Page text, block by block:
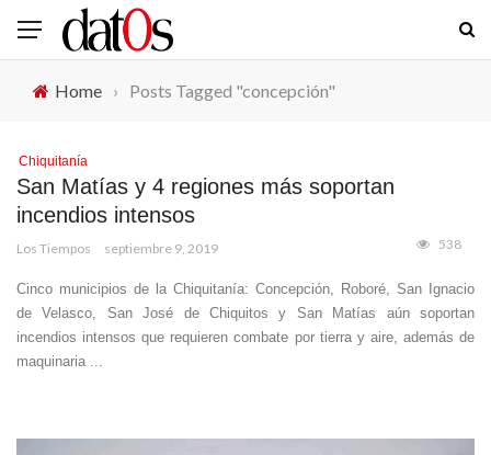
Home › Posts Tagged "concepción"
Chiquitanía
San Matías y 4 regiones más soportan
incendios intensos
Los Tiempos septiembre 9, 2019 538
Cinco municipios de la Chiquitanía: Concepción, Roboré, San Ignacio
de Velasco, San José de Chiquitos y San Matías aún soportan
incendios intensos que requieren combate por tierra y aire, además de
maquinaria ...